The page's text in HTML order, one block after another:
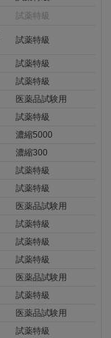
試薬特級
試薬特級
試薬特級
試薬特級
医薬品試験用
試薬特級
濃縮5000
濃縮300
試薬特級
試薬特級
医薬品試験用
試薬特級
試薬特級
試薬特級
医薬品試験用
試薬特級
医薬品試験用
試薬特級